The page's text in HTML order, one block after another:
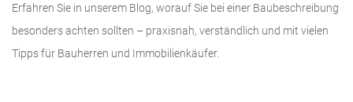
Erfahren Sie in unserem Blog, worauf Sie bei einer Baubeschreibung
besonders achten sollten – praxisnah, verständlich und mit vielen
Tipps für Bauherren und Immobilienkäufer.